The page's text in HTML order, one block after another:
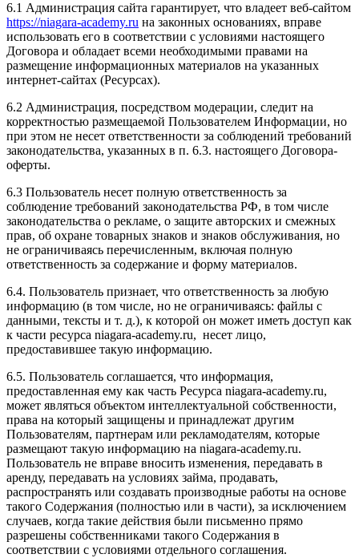
6.1 Администрация сайта гарантирует, что владеет веб-сайтом
https://niagara-academy.ru на законных основаниях, вправе
использовать его в соответствии с условиями настоящего
Договора и обладает всеми необходимыми правами на
размещение информационных материалов на указанных
интернет-сайтах (Ресурсах).
6.2 Администрация, посредством модерации, следит на
корректностью размещаемой Пользователем Информации, но
при этом не несет ответственности за соблюдений требований
законодательства, указанных в п. 6.3. настоящего Договора-
оферты.
6.3 Пользователь несет полную ответственность за
соблюдение требований законодательства РФ, в том числе
законодательства о рекламе, о защите авторских и смежных
прав, об охране товарных знаков и знаков обслуживания, но
не ограничиваясь перечисленным, включая полную
ответственность за содержание и форму материалов.
6.4. Пользователь признает, что ответственность за любую
информацию (в том числе, но не ограничиваясь: файлы с
данными, тексты и т. д.), к которой он может иметь доступ как
к части ресурса niagara-academy.ru, несет лицо,
предоставившее такую информацию.
6.5. Пользователь соглашается, что информация,
предоставленная ему как часть Ресурса niagara-academy.ru,
может являться объектом интеллектуальной собственности,
права на который защищены и принадлежат другим
Пользователям, партнерам или рекламодателям, которые
размещают такую информацию на niagara-academy.ru.
Пользователь не вправе вносить изменения, передавать в
аренду, передавать на условиях займа, продавать,
распространять или создавать производные работы на основе
такого Содержания (полностью или в части), за исключением
случаев, когда такие действия были письменно прямо
разрешены собственниками такого Содержания в
соответствии с условиями отдельного соглашения.